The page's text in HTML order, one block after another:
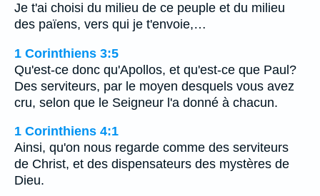
Je t'ai choisi du milieu de ce peuple et du milieu
des païens, vers qui je t'envoie,…
1 Corinthiens 3:5
Qu'est-ce donc qu'Apollos, et qu'est-ce que Paul?
Des serviteurs, par le moyen desquels vous avez
cru, selon que le Seigneur l'a donné à chacun.
1 Corinthiens 4:1
Ainsi, qu'on nous regarde comme des serviteurs
de Christ, et des dispensateurs des mystères de
Dieu.